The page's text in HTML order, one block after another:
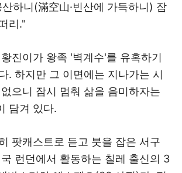
하니(滿空山·빈산에 가득하니) 잠
리."
진이가 왕족 '벽계수'를 유혹하기
. 하지만 그 이면에는 지나가는 시
으니 잠시 멈춰 삶을 음미하자는
담겨 있다.
팟캐스트로 듣고 붓을 잡은 서구
런던에서 활동하는 칠레 출신의 3